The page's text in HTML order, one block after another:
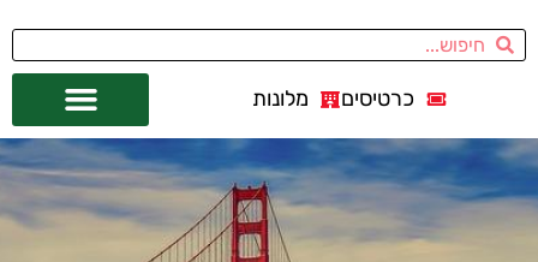
כרטיסים מלונות